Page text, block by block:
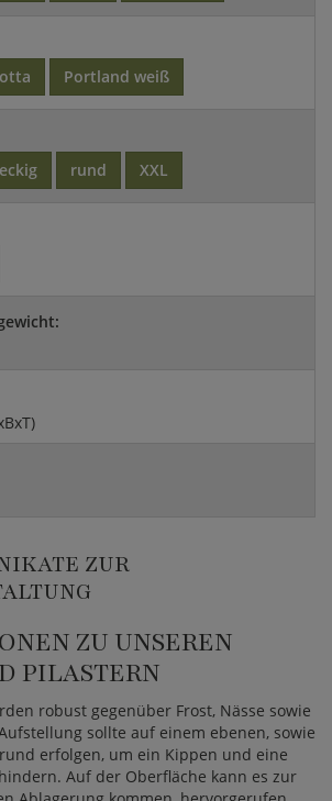
Portland weiß
eckig rund XXL
ZUR
ZU UNSEREN
PILASTERN
robust gegenüber Frost, Nässe sowie
sollte auf einem ebenen, sowie
erfolgen, um ein Kippen und eine
Auf der Oberfläche kann es zur